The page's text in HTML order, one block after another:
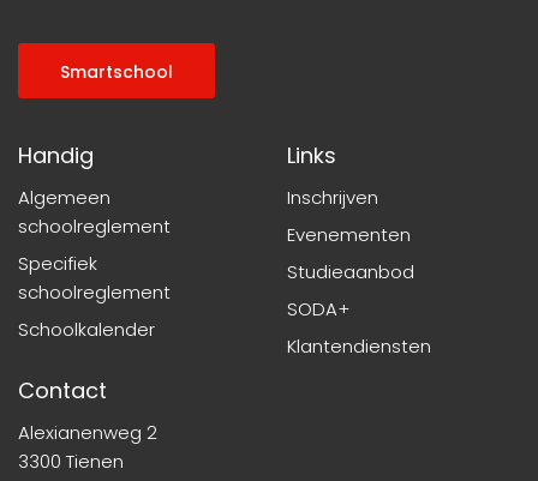
Smartschool
Handig
Algemeen
schoolreglement
Specifiek
schoolreglement
Schoolkalender
Links
Inschrijven
Evenementen
Studieaanbod
SODA+
Klantendiensten
Contact
Alexianenweg 2
3300 Tienen